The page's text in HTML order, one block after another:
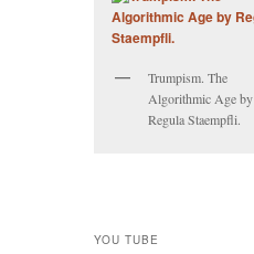
Trumpism. The
Algorithmic Age by
Regula Staempfli.
YOU TUBE